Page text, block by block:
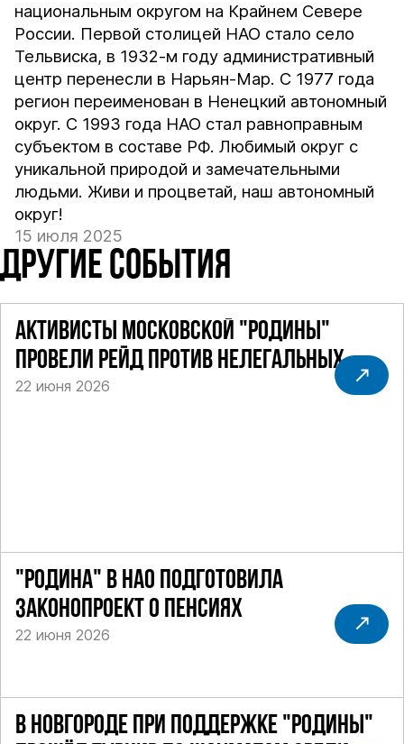
национальным округом на Крайнем Севере
России. Первой столицей НАО стало село
Тельвиска, в 1932-м году административный
центр перенесли в Нарьян-Мар. С 1977 года
регион переименован в Ненецкий автономный
округ. С 1993 года НАО стал равноправным
субъектом в составе РФ. Любимый округ с
уникальной природой и замечательными
людьми. Живи и процветай, наш автономный
округ!
15 июля 2025
ДРУГИЕ СОБЫТИЯ
АКТИВИСТЫ МОСКОВСКОЙ "РОДИНЫ"
ПРОВЕЛИ РЕЙД ПРОТИВ НЕЛЕГАЛЬНЫХ
ТАКСИ
22 июня 2026
"РОДИНА" В НАО ПОДГОТОВИЛА
ЗАКОНОПРОЕКТ О ПЕНСИЯХ
22 июня 2026
В НОВГОРОДЕ ПРИ ПОДДЕРЖКЕ "РОДИНЫ"